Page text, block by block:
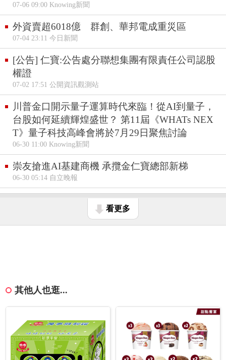
07-06 09:00 Knowing新聞
外資賣超6018億 群創、華邦電成重災區
07-04 23:11 今日新聞
[公告] 仁寶:公告處分聯想集團有限責任公司認股
權證
07-02 17:51 公開資訊觀測站
川普金口開示量子運算時代來臨！從AI到量子，
台股如何延續輝煌盛世？ 第11屆《WHATs NEX
T》量子科技高峰會將於7月29日聚焦討論
06-30 11:00 Knowing新聞
崇友搶進AI基建商機 承攬金仁寶總部新梯
06-30 05:14 自立晚報
看更多
其他人也逛...